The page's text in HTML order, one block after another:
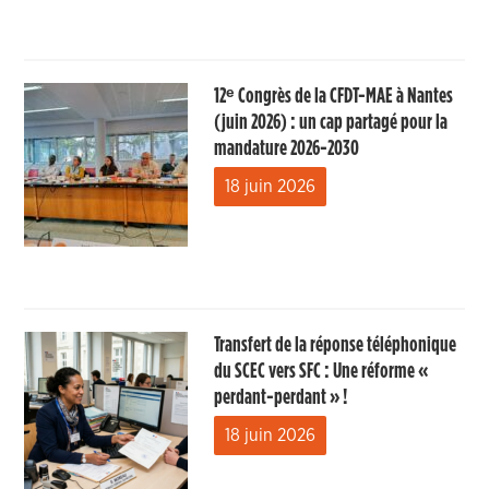
12ᵉ Congrès de la CFDT-MAE à Nantes
(juin 2026) : un cap partagé pour la
mandature 2026-2030
18 juin 2026
Transfert de la réponse téléphonique
du SCEC vers SFC : Une réforme «
perdant-perdant » !
18 juin 2026